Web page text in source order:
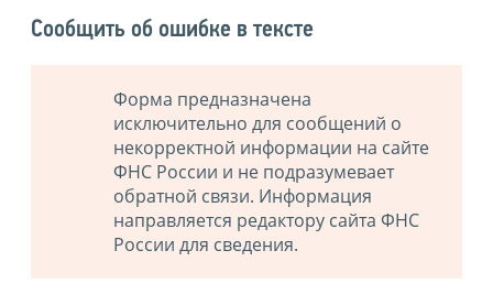
Сообщить об ошибке в тексте
Форма предназначена
исключительно для сообщений о
некорректной информации на сайте
ФНС России и не подразумевает
обратной связи. Информация
направляется редактору сайта ФНС
России для сведения.